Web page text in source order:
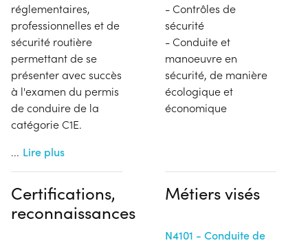
réglementaires,
professionnelles et de
sécurité routière
permettant de se
présenter avec succès
à l'examen du permis
de conduire de la
catégorie C1E.
... Lire plus
- Contrôles de
sécurité
- Conduite et
manoeuvre en
sécurité, de manière
écologique et
économique
Certifications,
reconnaissances
Métiers visés
N4101 - Conduite de